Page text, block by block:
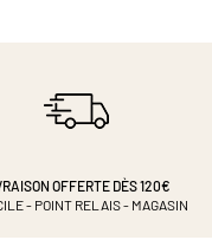
OFFERTE DÈS 120€
- POINT RELAIS - MAGASIN